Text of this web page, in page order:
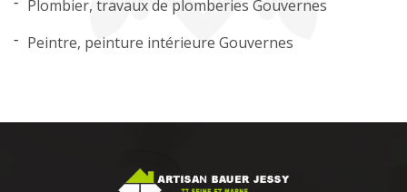
Plombier, travaux de plomberies Gouvernes
Peintre, peinture intérieure Gouvernes